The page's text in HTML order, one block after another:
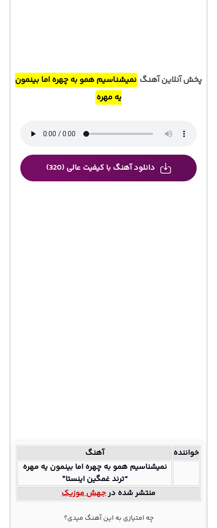
پخش آنلاین آهنگ نمیشناسیم همو به چهره اما بینمون
یه مهره
دانلود آهنگ با کیفیت عالی (320)
خواننده
آهنگ
نمیشناسیم همو به چهره اما بینمون یه مهره
“ترند غمگین اینستا”
منتشر شده درجهش موزیک
چه امتیازی به این آهنگ میدی؟